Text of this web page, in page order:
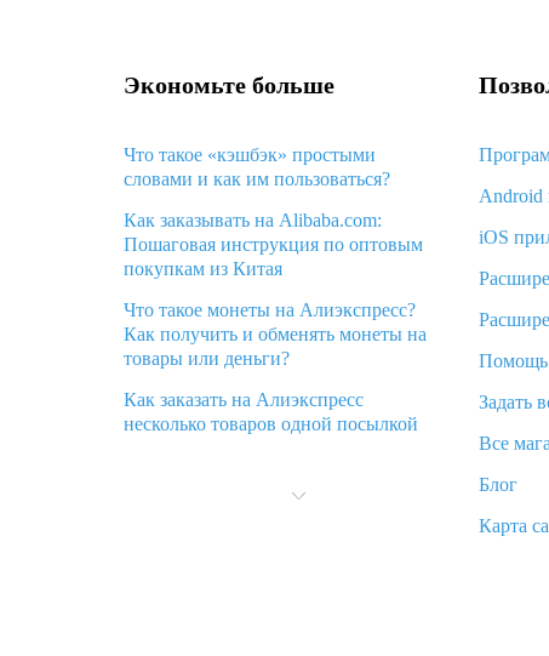
Экономьте больше
Что такое «кэшбэк» простыми
словами и как им пользоваться?
Как заказывать на Alibaba.com:
Пошаговая инструкция по оптовым
покупкам из Китая
Что такое монеты на Алиэкспресс?
Как получить и обменять монеты на
товары или деньги?
Как заказать на Алиэкспресс
несколько товаров одной посылкой
Алиэкспресс и что делать?
Android
iOS
Помощь
Задать
Все
Блог
Карта